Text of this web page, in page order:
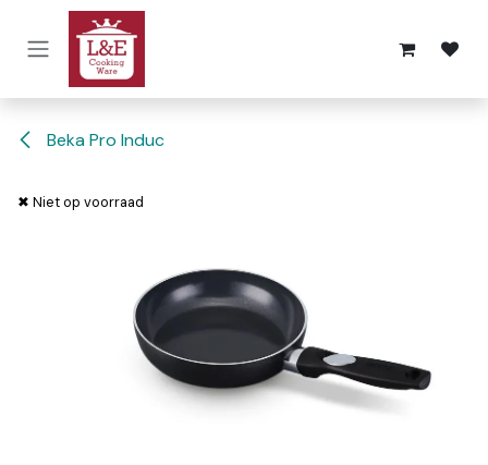
Overslaan naar inhoud
Beka Pro Induc
✖ Niet op voorraad